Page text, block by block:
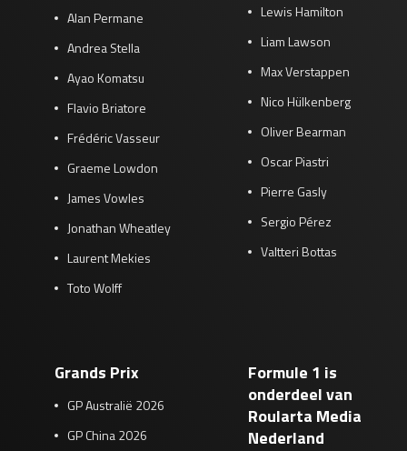
Alan Permane
Andrea Stella
Ayao Komatsu
Flavio Briatore
Frédéric Vasseur
Graeme Lowdon
James Vowles
Jonathan Wheatley
Laurent Mekies
Toto Wolff
Lewis Hamilton
Liam Lawson
Max Verstappen
Nico Hülkenberg
Oliver Bearman
Oscar Piastri
Pierre Gasly
Sergio Pérez
Valtteri Bottas
Grands Prix
GP Australië 2026
GP China 2026
Formule 1 is
onderdeel van
Roularta Media
Nederland